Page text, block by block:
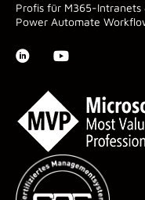
Profis für M365-Intranets
Power Automate